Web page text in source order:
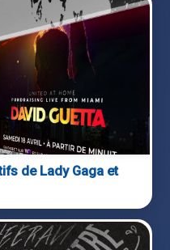
de Lady Gaga et